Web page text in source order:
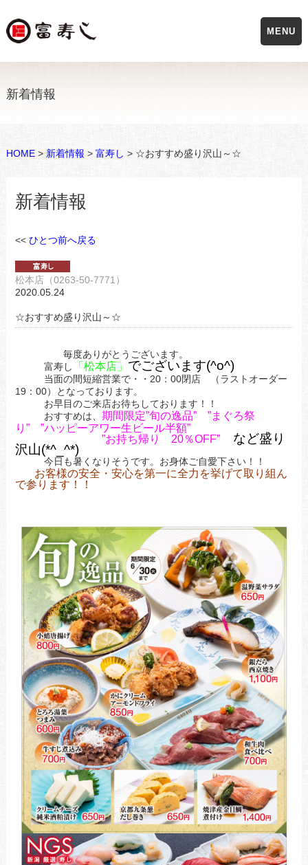
新着情報
HOME> 新着情報 > 富寿し > ☆おすすめ盛り沢山～☆
新着情報
<< ひとつ前へ戻る
松本店（0263-50-7771）
2020.05.24
☆おすすめ盛り沢山～☆
毎度ありがとうございます。
富寿し
「松本店」 でございます(^o^)
当面の間短縮営業で・・20：00閉店 （ラストオーダー
19：00）となっております。
お早目のご来店お待ちしております！！
おすすめは、 期間限定”旬の逸品” ”まぐろ祭
り” ”ハッピーアワー生ビール半額”
”お持ち帰り 20％OFF”など盛り
沢山(*^_^*)
今日も暑くなりそうです。お身体ご自愛下さい！！
お客様の安全・安心を第一に全力を挙げて取り組ん
で参ります！！
MENU